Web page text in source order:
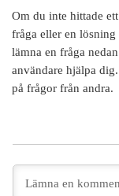
Om du inte hittade
fråga eller en
lämna en fråga
användare hjälpa
på frågor från andra.